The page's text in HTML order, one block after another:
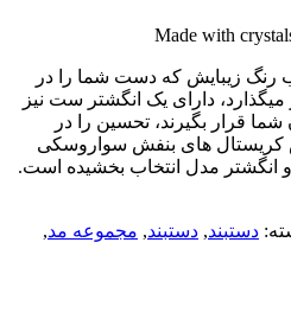
Made with
رنگ زیبایش که دست شما را در
دارای یک انگشتر ست نیز
قرار بگیرند، تحسین را در
کریستال های بنفش سواروسکی
و انگشتر مدل انتخاب بخشیده است.
دستبند, دستبند, مجموعه مد,